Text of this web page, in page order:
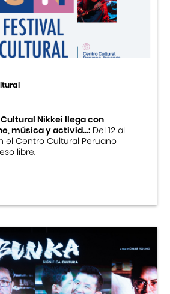
Peruano Japonés
Japonesa
Japonés
Cultural Nikkei llega con
música y activid...:Del 12 al
el Centro Cultural Peruano
libre.